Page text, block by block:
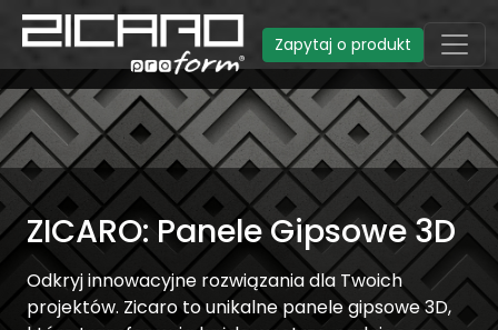
Zapytaj o produkt
ZICARO: Panele Gipsowe 3D
Odkryj innowacyjne rozwiązania dla Twoich
projektów. Zicaro to unikalne panele gipsowe 3D,